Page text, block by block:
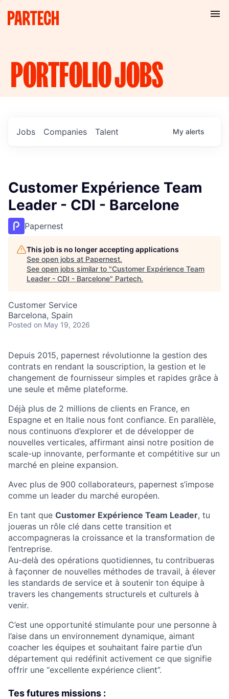
PORTFOLIOJOBS
Jobs Companies Talent My alerts
Customer Expérience Team
Leader - CDI - Barcelone
Papernest
This job is no longer accepting applications
See open jobs at Papernest.
See open jobs similar to "Customer Expérience Team
Leader - CDI - Barcelone" Partech.
Customer Service
Barcelona, Spain
Posted on May 19, 2026
Depuis 2015, papernest révolutionne la gestion des
contrats en rendant la souscription, la gestion et le
changement de fournisseur simples et rapides grâce à
une seule et même plateforme.
Déjà plus de 2 millions de clients en France, en
Espagne et en Italie nous font confiance. En parallèle,
nous continuons d’explorer et de développer de
nouvelles verticales, affirmant ainsi notre position de
scale-up innovante, performante et compétitive sur un
marché en pleine expansion.
Avec plus de 900 collaborateurs, papernest s’impose
comme un leader du marché européen.
En tant que Customer Expérience Team Leader, tu
joueras un rôle clé dans cette transition et
accompagneras la croissance et la transformation de
l’entreprise.
Au-delà des opérations quotidiennes, tu contribueras
à façonner de nouvelles méthodes de travail, à élever
les standards de service et à soutenir ton équipe à
travers les changements structurels et culturels à
venir.
C’est une opportunité stimulante pour une personne à
l’aise dans un environnement dynamique, aimant
coacher les équipes et souhaitant faire partie d’un
département qui redéfinit activement ce que signifie
offrir une “excellente expérience client”.
Tes futures missions :